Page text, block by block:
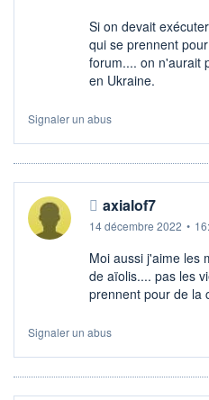
Si on devait
qui se prennent
forum.... on n'aurait
en Ukraine.
Signaler un abus
axialof7
14 décembre 2022 •
Moi aussi j'aime les
de aïolis.... pas les
prennent pour de la
Signaler un abus